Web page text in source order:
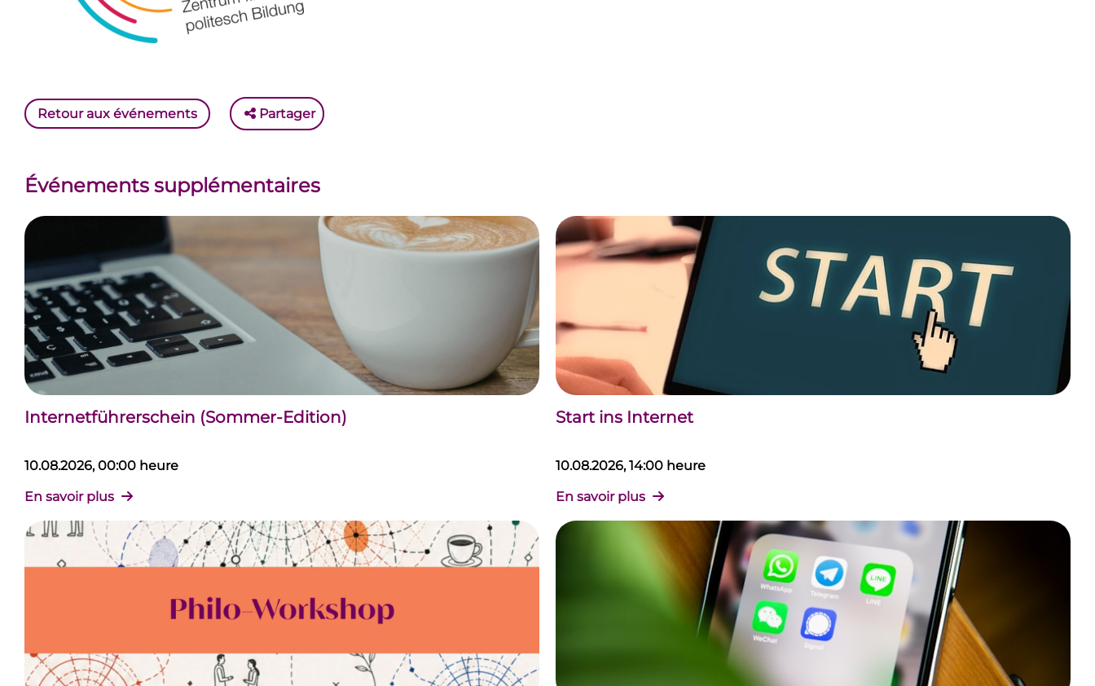
Retour aux événements Partager
Événements supplémentaires
Internetführerschein (Sommer-Edition)
10.08.2026, 00:00 heure
En savoir plus
Start ins Internet
10.08.2026, 14:00 heure
En savoir plus